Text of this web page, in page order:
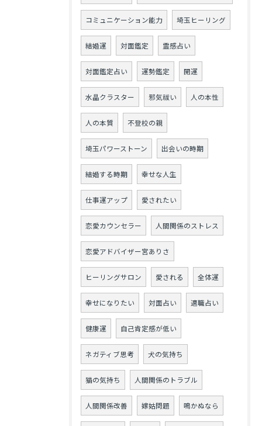
コミュニケーション能力 埼玉ヒーリング
結婚運 対面鑑定 霊感占い
対面鑑定占い 運勢鑑定 開運
水晶クラスター 邪気祓い 人の本性
人の本質 不登校の親
埼玉パワーストーン 出会いの時期
結婚する時期 幸せな人生
仕事運アップ 愛されたい
恋愛カウンセラー 人間関係のストレス
恋愛アドバイザー宮ありさ
ヒーリングサロン 愛される 全体運
幸せになりたい 対面占い 適職占い
健康運 自己肯定感が低い
ネガティブ思考 犬の気持ち
猫の気持ち 人間関係のトラブル
人間関係改善 嫁姑問題 鳴かぬなら